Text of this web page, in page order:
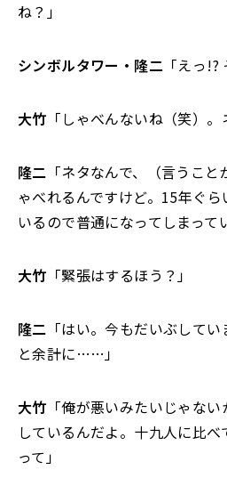
ね？」
シンボルタワー・隆二 「えっ
大竹 「しゃべんないね（笑）
隆二 「ネタなんで、（言うこ
ゃべれるんですけど。15年ぐ
いるので普通になってしまって
大竹 「緊張はするほう？」
隆二 「はい。今もだいぶして
と余計に……」
大竹 「俺が悪いみたいじゃな
しているんだよ。十九人に比
って」